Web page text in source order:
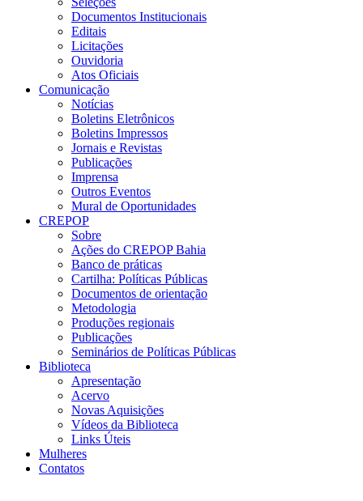
Documentos Institucionais
Editais
Licitações
Ouvidoria
Atos Oficiais
Comunicação
Notícias
Boletins Eletrônicos
Boletins Impressos
Jornais e Revistas
Publicações
Imprensa
Outros Eventos
Mural de Oportunidades
CREPOP
Sobre
Ações do CREPOP Bahia
Banco de práticas
Cartilha: Políticas Públicas
Documentos de orientação
Metodologia
Produções regionais
Publicações
Seminários de Políticas Públicas
Biblioteca
Apresentação
Acervo
Novas Aquisições
Vídeos da Biblioteca
Links Úteis
Mulheres
Contatos